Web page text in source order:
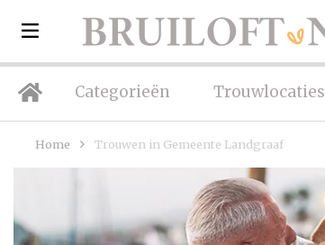
Categorieën Trouwlocaties
Home Trouwen in Gemeente Landgraaf